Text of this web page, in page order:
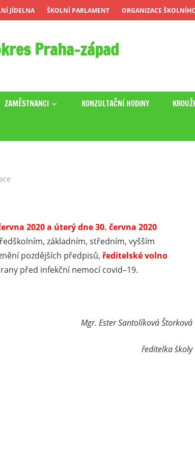
JÍDELNA ŠKOLNÍ PARLAMENT ORGANIZACE
Praha-západ
ZAMĚSTNANCI KONZULTAČNÍ HODINY
2020 a úterý dne 30. června 2020
základním, středním, vyšším
pozdějších předpisů, ředitelské volno
před infekční nemocí covid–19.
Mgr. Ester Santolíková Štorková
ředitelka školy